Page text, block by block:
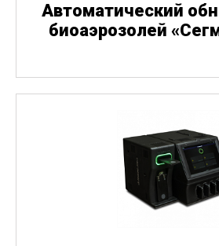
Автоматический
биоаэрозолей «